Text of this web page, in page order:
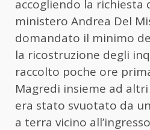
accogliendo la richiesta
ministero Andrea Del
domandato il minimo
la ricostruzione degli
raccolto poche ore
Magredi insieme ad
era stato svuotato da
a terra vicino